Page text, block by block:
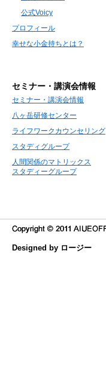
公式Voicy
プロフィール
幸せな小金持ちとは？
セミナー・講演会情報
セミナー・講演会情報
八ヶ岳研修センター
ライフワークカウンセリング
スタディグループ
人間関係のマトリックス
スタディーグループ
Designed by ロージー